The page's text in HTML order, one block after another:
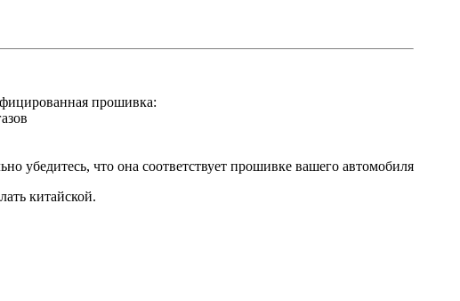
прошивка:
убедитесь, что она соответствует прошивке вашего автомобиля
китайской.